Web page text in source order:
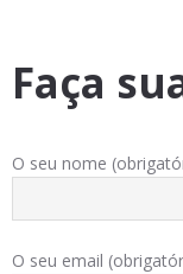
Faça
O seu nome
O seu email